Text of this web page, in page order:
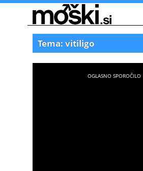
Tema: vitiligo